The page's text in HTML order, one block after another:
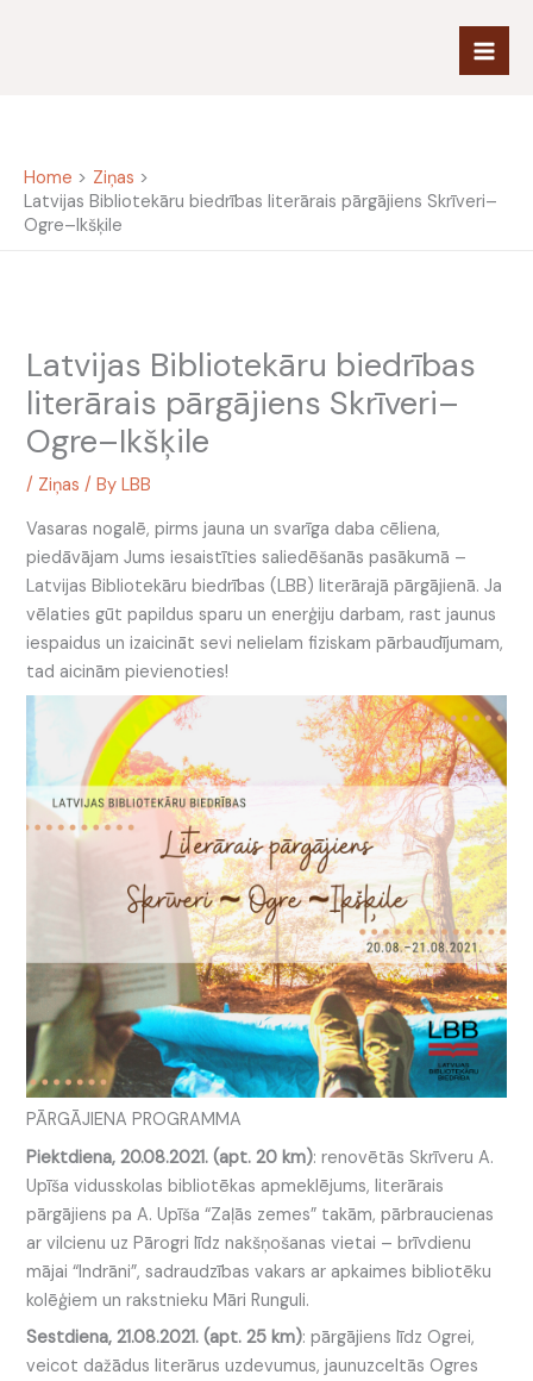
Home
Ziņas
Latvijas Bibliotekāru biedrības literārais pārgājiens Skrīveri–
Ogre–Ikšķile
Latvijas Bibliotekāru biedrības
literārais pārgājiens Skrīveri–
Ogre–Ikšķile
/ Ziņas / ByLBB
Vasaras nogalē, pirms jauna un svarīga daba cēliena,
piedāvājam Jums iesaistīties saliedēšanās pasākumā –
Latvijas Bibliotekāru biedrības (LBB) literārajā pārgājienā. Ja
vēlaties gūt papildus sparu un enerģiju darbam, rast jaunus
iespaidus un izaicināt sevi nelielam fiziskam pārbaudījumam,
tad aicinām pievienoties!
PĀRGĀJIENA PROGRAMMA
Piektdiena, 20.08.2021. (apt. 20 km): renovētās Skrīveru A.
Upīša vidusskolas bibliotēkas apmeklējums, literārais
pārgājiens pa A. Upīša “Zaļās zemes” takām, pārbraucienas
ar vilcienu uz Pārogri līdz nakšņošanas vietai – brīvdienu
mājai “Indrāni”, sadraudzības vakars ar apkaimes bibliotēku
kolēģiem un rakstnieku Māri Runguli.
Sestdiena, 21.08.2021. (apt. 25 km): pārgājiens līdz Ogrei,
veicot dažādus literārus uzdevumus, jaunuzceltās Ogres